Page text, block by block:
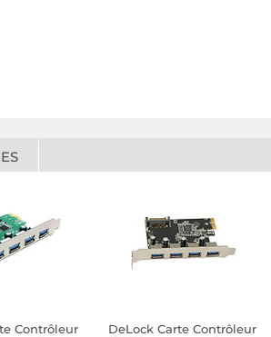
Contrôleur
DeLock Carte Contrôleur